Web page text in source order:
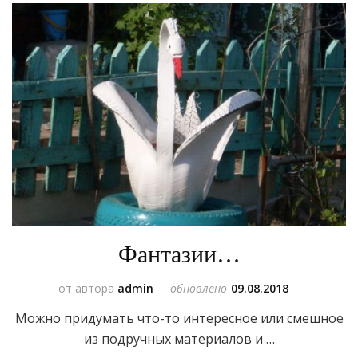
Фантазии…
от автора admin обновлено 09.08.2018
Можно придумать что-то интересное или смешное
из подручных материалов и …